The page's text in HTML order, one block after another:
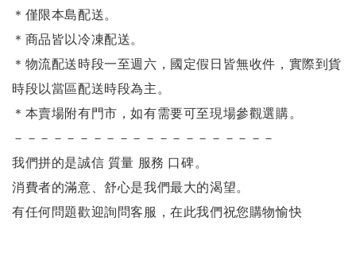
＊僅限本島配送。
＊商品皆以冷凍配送。
＊物流配送時段一至週六，國定假日皆無收件，實際到貨
時段以當區配送時段為主。
＊本賣場附有門市，如有需要可至現場參觀選購。
－－－－－－－－－－－－－－－－－－－－
我們拼的是誠信 質量 服務 口碑。
消費者的滿意、舒心是我們最大的渴望。
有任何問題歡迎詢問客服，在此我們祝您購物愉快